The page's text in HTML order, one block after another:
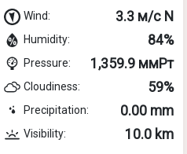
Wind: 3.3 м/с N
Humidity: 84%
Pressure: 1,359.9 ммРт
Cloudiness: 59%
Precipitation: 0.00 mm
Visibility: 10.0 km